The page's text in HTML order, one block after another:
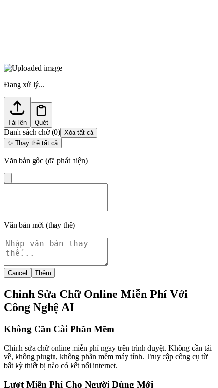
Đang xử lý...
Tải lên Quét
Danh sách chờ(0) Xóa tất cả
✨ Thay thế tất cả
Văn bản gốc (đã phát hiện)
Văn bản mới (thay thế)
Cancel Thêm
Chỉnh Sửa Chữ Online Miễn Phí Với
Công Nghệ AI
Không Cần Cài Phần Mềm
Chỉnh sửa chữ online miễn phí ngay trên trình duyệt. Không cần tải
về, không plugin, không phần mềm máy tính. Truy cập công cụ từ
bất kỳ thiết bị nào có kết nối internet.
Lượt Miễn Phí Cho Người Dùng Mới